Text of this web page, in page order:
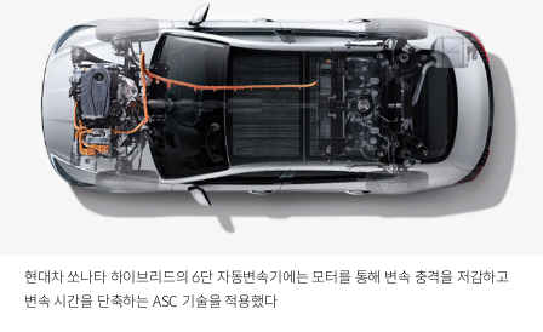
현대차 쏘나타 하이브리드의 6단 자동변속기에는 모터를 통해 변속 충격을 저감하고
변속 시간을 단축하는 ASC 기술을 적용했다